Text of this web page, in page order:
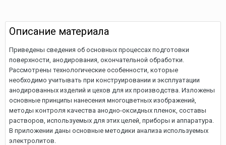
Описание материала
Приведены сведения об основных процессах подготовки
поверхности, анодирования, окончательной обработки.
Рассмотрены технологические особенности, которые
необходимо учитывать при конструировании и эксплуатации
анодированных изделий и цехов для их производства. Изложены
основные принципы нанесения многоцветных изображений,
методы контроля качества анодно-оксидных пленок, составы
растворов, используемых для этих целей, приборы и аппаратура.
В приложении даны основные методики анализа используемых
электролитов.